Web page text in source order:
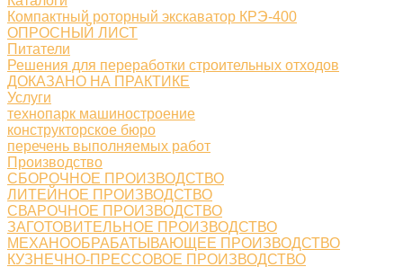
Компактный роторный экскаватор КРЭ-400
ОПРОСНЫЙ ЛИСТ
Питатели
Решения для переработки строительных отходов
ДОКАЗАНО НА ПРАКТИКЕ
Услуги
технопарк машиностроение
конструкторское бюро
перечень выполняемых работ
Производство
СБОРОЧНОЕ ПРОИЗВОДСТВО
ЛИТЕЙНОЕ ПРОИЗВОДСТВО
СВАРОЧНОЕ ПРОИЗВОДСТВО
ЗАГОТОВИТЕЛЬНОЕ ПРОИЗВОДСТВО
МЕХАНООБРАБАТЫВАЮЩЕЕ ПРОИЗВОДСТВО
КУЗНЕЧНО-ПРЕССОВОЕ ПРОИЗВОДСТВО